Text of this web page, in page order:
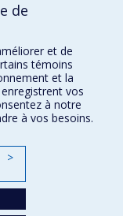
de
et de
témoins
et la
vos
à notre
à vos besoins.
>